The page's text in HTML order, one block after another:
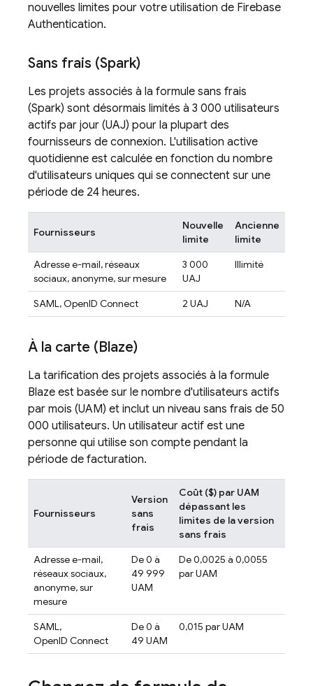
nouvelles limites pour votre utilisation de Firebase
Authentication.
Sans frais (Spark)
Les projets associés à la formule sans frais
(Spark) sont désormais limités à 3 000 utilisateurs
actifs par jour (UAJ) pour la plupart des
fournisseurs de connexion. L'utilisation active
quotidienne est calculée en fonction du nombre
d'utilisateurs uniques qui se connectent sur une
période de 24 heures.
Fournisseurs
Nouvelle
limite
Ancienne
limite
Adresse e-mail, réseaux
sociaux, anonyme, sur mesure
3 000
UAJ
Illimité
SAML, OpenID Connect 2 UAJ N/A
À la carte (Blaze)
La tarification des projets associés à la formule
Blaze est basée sur le nombre d'utilisateurs actifs
par mois (UAM) et inclut un niveau sans frais de 50
000 utilisateurs. Un utilisateur actif est une
personne qui utilise son compte pendant la
période de facturation.
Fournisseurs
Version
sans
frais
Coût ($) par UAM
dépassant les
limites de la version
sans frais
Adresse e-mail,
réseaux sociaux,
anonyme, sur
mesure
De 0 à
49 999
UAM
De 0,0025 à 0,0055
par UAM
SAML,
OpenID Connect
De 0 à
49 UAM
0,015 par UAM